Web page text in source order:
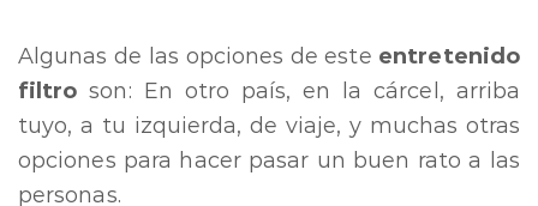
Algunas de las opciones de este entretenido
filtro son: En otro país, en la cárcel, arriba
tuyo, a tu izquierda, de viaje, y muchas otras
opciones para hacer pasar un buen rato a las
personas.